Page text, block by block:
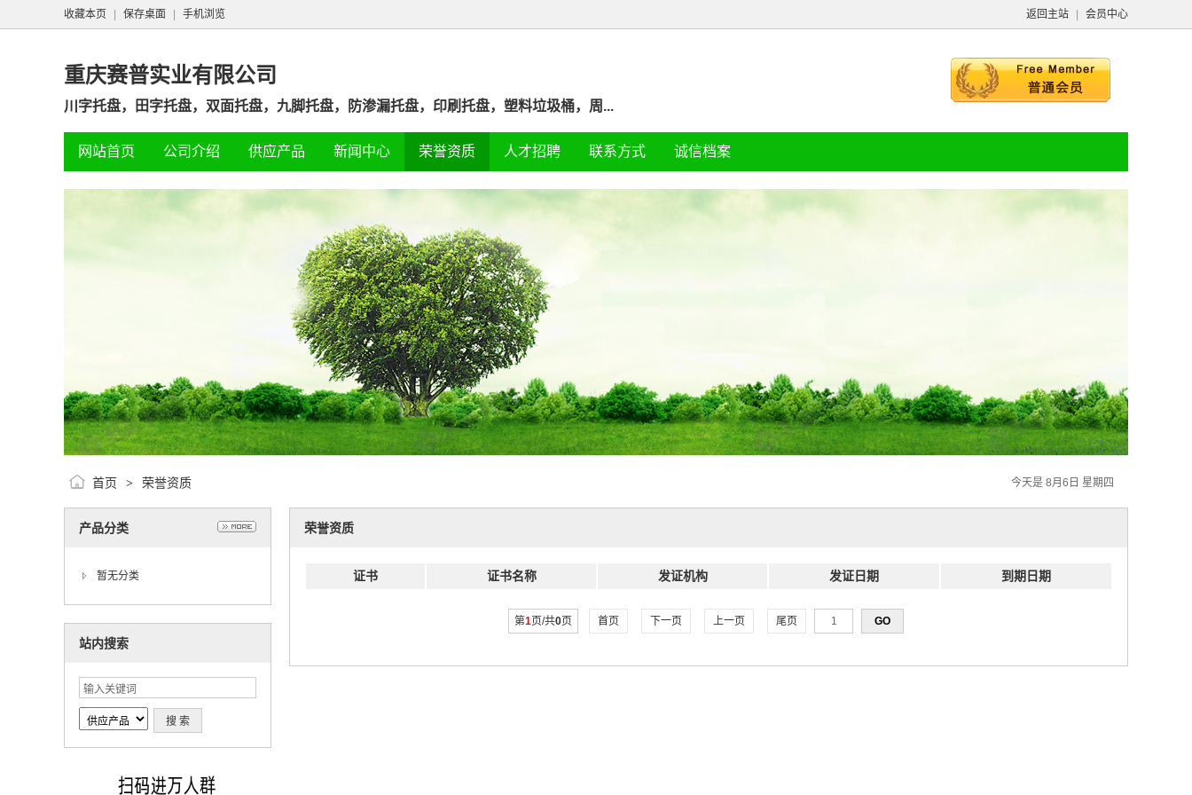
返回主站 会员中心
收藏本页 保存桌面 手机浏览
重庆赛普实业有限公司
川字托盘，田字托盘，双面托盘，九脚托盘，防渗漏托盘，印刷托盘，塑料垃圾桶，周...
网站首页 公司介绍 供应产品 新闻中心 荣誉资质 人才招聘 联系方式 诚信档案
今天是 8月6日 星期四
首页 > 荣誉资质
产品分类
暂无分类
站内搜索
荣誉资质
证书 证书名称 发证机构 发证日期 到期日期
第1页/共0页 首页 下一页 上一页 尾页